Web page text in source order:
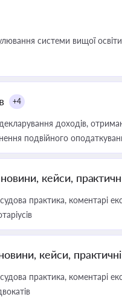
системи вищої освіти,
+4
доходів,
подвійного
кейси,
практика, коментарі
кейси,
практика, коментарі